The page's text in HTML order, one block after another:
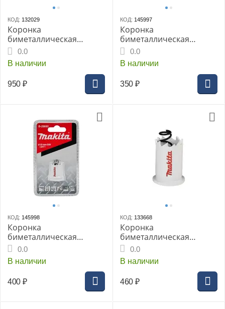
КОД: 132029
Коронка
биметаллическая
MAKITA BI-M 83мм (D-
17120)
0.0
В наличии
950 ₽
КОД: 145997
Коронка
биметаллическая
MAKITA BiM 16x20 для
листового металла
0.0
В наличии
350 ₽
КОД: 145998
Коронка
биметаллическая
MAKITA BiM 19x20 для
листового металла
0.0
В наличии
400 ₽
КОД: 133668
Коронка
биметаллическая
MAKITA BiM 20x20 для
листового металла, (B-
29701)
0.0
В наличии
460 ₽